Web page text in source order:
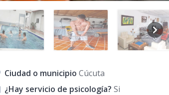
Ciudad o municipio Cúcuta
¿Hay servicio de psicología? Si